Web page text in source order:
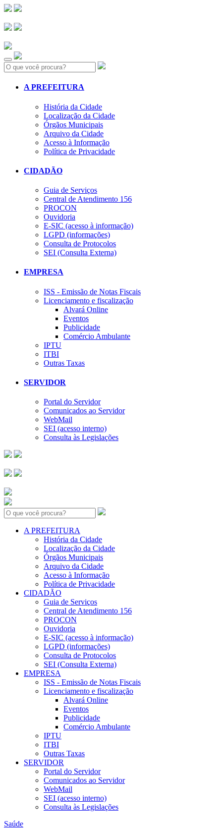
Search:
A PREFEITURA
História da Cidade
Localização da Cidade
Órgãos Municipais
Arquivo da Cidade
Acesso à Informação
Política de Privacidade
CIDADÃO
Guia de Serviços
Central de Atendimento 156
PROCON
Ouvidoria
E-SIC (acesso à informação)
LGPD (informações)
Consulta de Protocolos
SEI (Consulta Externa)
EMPRESA
ISS - Emissão de Notas Fiscais
Licenciamento e fiscalização
Alvará Online
Eventos
Publicidade
Comércio Ambulante
IPTU
ITBI
Outras Taxas
SERVIDOR
Portal do Servidor
Comunicados ao Servidor
WebMail
SEI (acesso interno)
Consulta às Legislações
Search:
A PREFEITURA
História da Cidade
Localização da Cidade
Órgãos Municipais
Arquivo da Cidade
Acesso à Informação
Política de Privacidade
CIDADÃO
Guia de Serviços
Central de Atendimento 156
PROCON
Ouvidoria
E-SIC (acesso à informação)
LGPD (informações)
Consulta de Protocolos
SEI (Consulta Externa)
EMPRESA
ISS - Emissão de Notas Fiscais
Licenciamento e fiscalização
Alvará Online
Eventos
Publicidade
Comércio Ambulante
IPTU
ITBI
Outras Taxas
SERVIDOR
Portal do Servidor
Comunicados ao Servidor
WebMail
SEI (acesso interno)
Consulta às Legislações
Saúde